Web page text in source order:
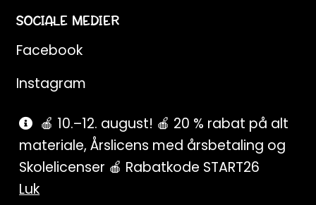
SOCIALE MEDIER
Facebook
Instagram
Pinterest
SnapChat
🍎 10.–12. august! 🍎 20 % rabat på alt
materiale, Årslicens med årsbetaling og
Skolelicenser 🍎 Rabatkode START26
Luk